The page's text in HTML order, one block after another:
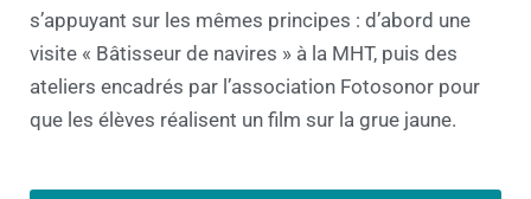
s’appuyant sur les mêmes principes : d’abord une
visite « Bâtisseur de navires » à la MHT, puis des
ateliers encadrés par l’association Fotosonor pour
que les élèves réalisent un film sur la grue jaune.